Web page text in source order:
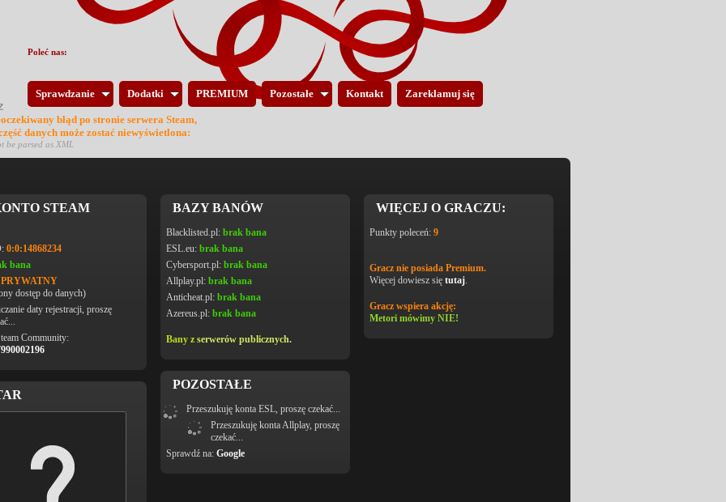
Sprawdzanie Dodatki PREMIUM Pozostałe Kontakt Zareklamuj się
błąd po stronie serwera Steam,
danych może zostać niewyświetlona:
be parsed as XML
STEAM
0:0:14868234
bana
dostęp do danych)
daty rejestracji, proszę
Community:
BAZY BANÓW
Blacklisted.pl: brak bana
ESL.eu: brak bana
Cybersport.pl: brak bana
Allplay.pl: brak bana
Anticheat.pl: brak bana
Azereus.pl: brak bana
Bany z serwerów publicznych.
POZOSTAŁE
Przeszukuję konta ESL, proszę czekać...
Przeszukuję konta Allplay, proszę
czekać...
Sprawdź na: Google
WIĘCEJ O GRACZU:
Punkty poleceń: 9
Gracz nie posiada Premium.
Więcej dowiesz się tutaj.
Gracz wspiera akcję:
Metori mówimy NIE!
Poleć nas: